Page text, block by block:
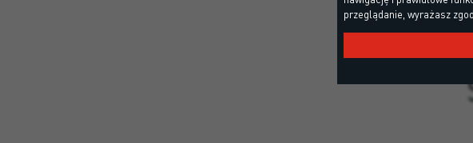
przeglądanie, wyrażasz